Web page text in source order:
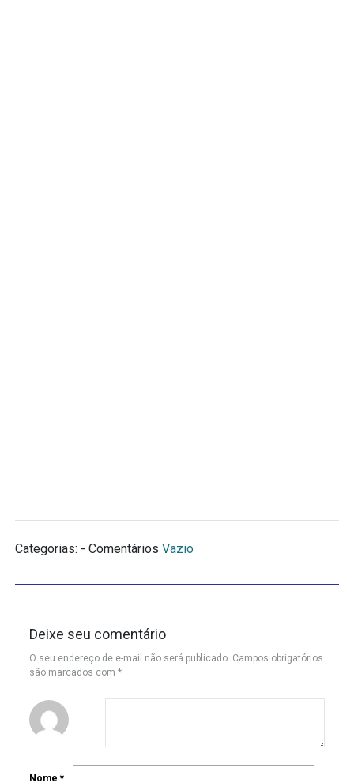
Categorias: - Comentários Vazio
Deixe seu comentário
O seu endereço de e-mail não será publicado. Campos obrigatórios
são marcados com*
Nome*